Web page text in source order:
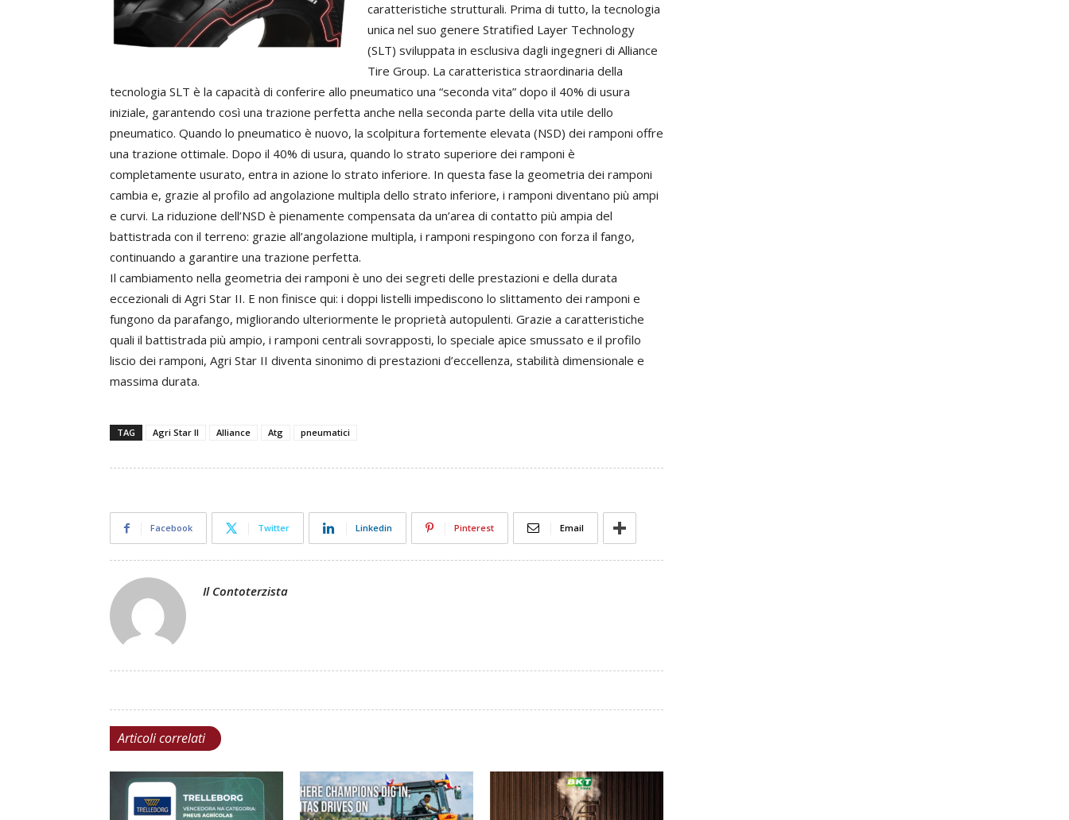
caratteristiche strutturali. Prima di tutto, la tecnologia
unica nel suo genere Stratified Layer Technology
(SLT) sviluppata in esclusiva dagli ingegneri di Alliance
Tire Group. La caratteristica straordinaria della
tecnologia SLT è la capacità di conferire allo pneumatico una “seconda vita” dopo il 40% di usura
iniziale, garantendo così una trazione perfetta anche nella seconda parte della vita utile dello
pneumatico. Quando lo pneumatico è nuovo, la scolpitura fortemente elevata (NSD) dei ramponi offre
una trazione ottimale. Dopo il 40% di usura, quando lo strato superiore dei ramponi è
completamente usurato, entra in azione lo strato inferiore. In questa fase la geometria dei ramponi
cambia e, grazie al profilo ad angolazione multipla dello strato inferiore, i ramponi diventano più ampi
e curvi. La riduzione dell’NSD è pienamente compensata da un’area di contatto più ampia del
battistrada con il terreno: grazie all’angolazione multipla, i ramponi respingono con forza il fango,
continuando a garantire una trazione perfetta.
Il cambiamento nella geometria dei ramponi è uno dei segreti delle prestazioni e della durata
eccezionali di Agri Star II. E non finisce qui: i doppi listelli impediscono lo slittamento dei ramponi e
fungono da parafango, migliorando ulteriormente le proprietà autopulenti. Grazie a caratteristiche
quali il battistrada più ampio, i ramponi centrali sovrapposti, lo speciale apice smussato e il profilo
liscio dei ramponi, Agri Star II diventa sinonimo di prestazioni d’eccellenza, stabilità dimensionale e
massima durata.
TAG Agri Star II Alliance Atg pneumatici
Facebook Twitter Linkedin Pinterest Email
Il Contoterzista
Articoli correlati